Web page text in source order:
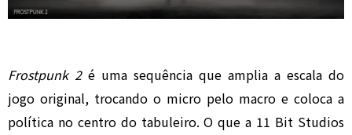
Frostpunk 2é uma sequência que amplia a escala do
jogo original, trocando o micro pelo macro e coloca a
política no centro do tabuleiro. O que a 11 Bit Studios